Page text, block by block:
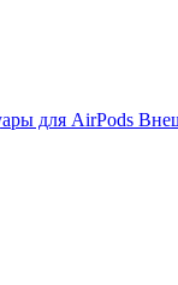
для AirPods